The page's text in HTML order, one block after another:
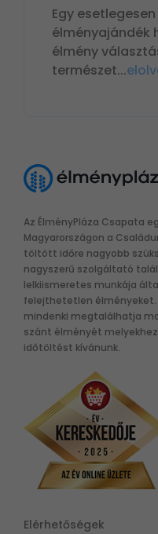
Egy
élményajándék
élmény
természet...
Az ÉlményPláza Csapata
Magyarországon a
töltött időre nagyobb
nagyszerű szolgáltató
lelkiismeretes munkája
felejthetetlen
mindenki megtalálhatja
szánt élményét
időtöltést kívánunk.
Elérhetőségek